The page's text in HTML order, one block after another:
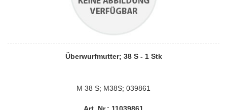
Überwurfmutter; 38 S - 1 Stk
M 38 S; M38S; 039861